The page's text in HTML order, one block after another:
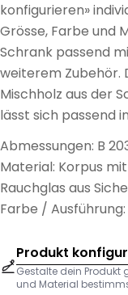
konfigurieren»
Grösse, Farbe und
Schrank passend
weiterem Zubehör.
Mischholz aus der
lässt sich passend
Abmessungen: B
Material: Korpus
Rauchglas aus
Farbe /
Produkt
Gestalte dein Produkt
und Material